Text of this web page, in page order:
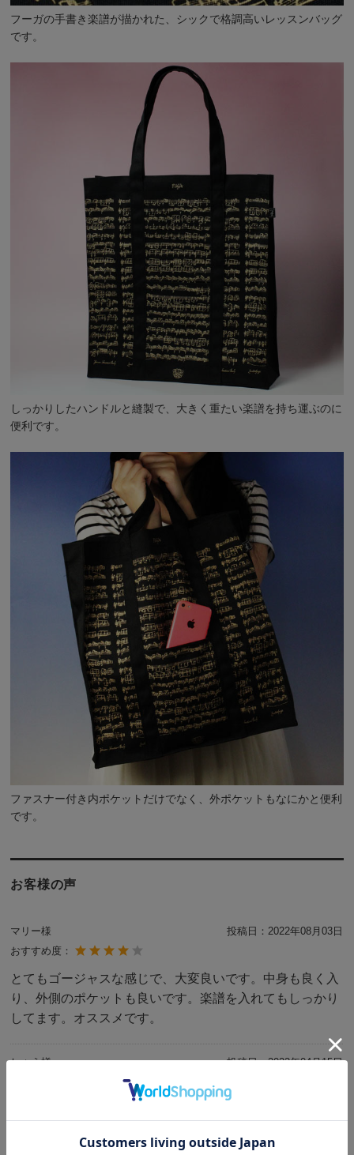
フーガの手書き楽譜が描かれた、シックで格調高いレッスンバッグ
です。
しっかりしたハンドルと縫製で、大きく重たい楽譜を持ち運ぶのに
便利です。
ファスナー付き内ポケットだけでなく、外ポケットもなにかと便利
です。
お客様の声
マリー様 投稿日： 2022年08月03日
おすすめ度：
とてもゴージャスな感じで、大変良いです。中身も良く入
り、外側のポケットも良いです。楽譜を入れてもしっかり
してます。オススメです。
しょう様 投稿日：2022年04月15日
梱包も丁寧で良かったです。